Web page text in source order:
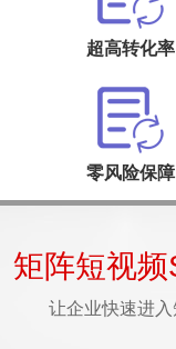
超高转化率
零风险保障
矩阵短视
让企业快速进